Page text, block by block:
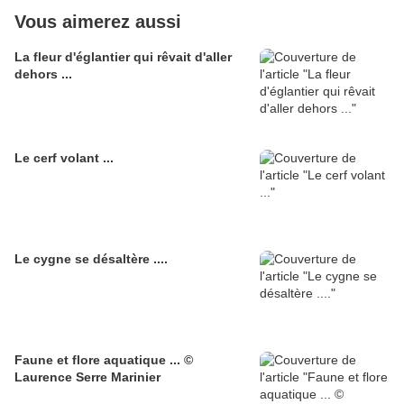
Vous aimerez aussi
La fleur d'églantier qui rêvait d'aller
dehors ...
Le cerf volant ...
Le cygne se désaltère ....
Faune et flore aquatique ... ©
Laurence Serre Marinier